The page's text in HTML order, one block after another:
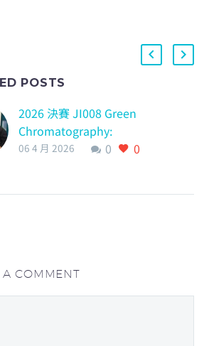
POSTS
2026 決賽 JI008 Green
Chromatography:
Temperature & Solvent
0 0
06 4 月 2026
A COMMENT